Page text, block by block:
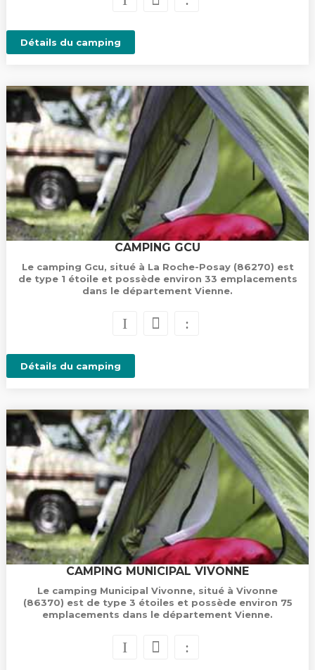
Détails du camping
CAMPING GCU
Le camping Gcu, situé à La Roche-Posay (86270) est
de type 1 étoile et possède environ 33 emplacements
dans le département Vienne.
Détails du camping
CAMPING MUNICIPAL VIVONNE
Le camping Municipal Vivonne, situé à Vivonne
(86370) est de type 3 étoiles et possède environ 75
emplacements dans le département Vienne.